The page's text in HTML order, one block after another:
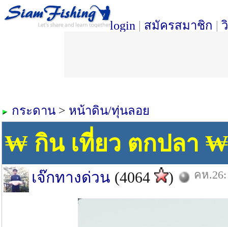
login | สมัครสมาชิก |
กระดาน > หน้าดิน/ทุ่นลอย
₩ กิน เที่ยว ตกปลา ₩
เจ๊กทางด่วน (4064 ) คห.26: